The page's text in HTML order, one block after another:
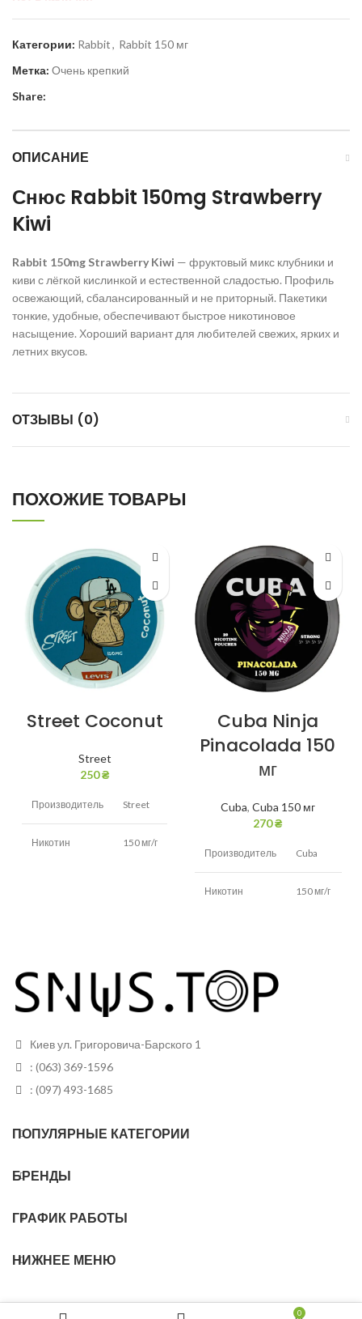
Категории: Rabbit, Rabbit 150 мг
Метка: Очень крепкий
Share:
ОПИСАНИЕ
Снюс Rabbit 150mg Strawberry
Kiwi
Rabbit 150mg Strawberry Kiwi — фруктовый микс клубники и
киви с лёгкой кислинкой и естественной сладостью. Профиль
освежающий, сбалансированный и не приторный. Пакетики
тонкие, удобные, обеспечивают быстрое никотиновое
насыщение. Хороший вариант для любителей свежих, ярких и
летних вкусов.
ОТЗЫВЫ (0)
ПОХОЖИЕ ТОВАРЫ
Street Coconut
Street
250₴
Производитель Street
Никотин 150 мг/г
пакетиков
Грамм в банке
13
Cuba Ninja
Pinacolada 150
мг
Cuba, Cuba 150 мг
270₴
Производитель Cuba
Никотин 150 мг/г
Размер
Киев ул. Григоровича-Барского 1
: (063) 369-1596
: (097) 493-1685
ПОПУЛЯРНЫЕ КАТЕГОРИИ
БРЕНДЫ
ГРАФИК РАБОТЫ
НИЖНЕЕ МЕНЮ
0